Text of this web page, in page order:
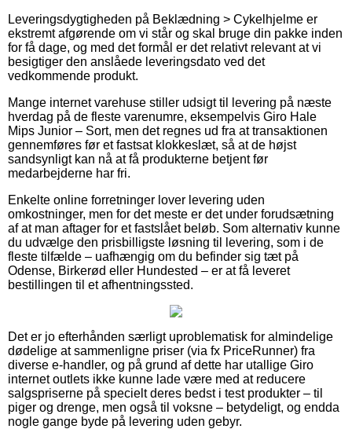
Leveringsdygtigheden på Beklædning > Cykelhjelme er
ekstremt afgørende om vi står og skal bruge din pakke inden
for få dage, og med det formål er det relativt relevant at vi
besigtiger den anslåede leveringsdato ved det
vedkommende produkt.
Mange internet varehuse stiller udsigt til levering på næste
hverdag på de fleste varenumre, eksempelvis Giro Hale
Mips Junior – Sort, men det regnes ud fra at transaktionen
gennemføres før et fastsat klokkeslæt, så at de højst
sandsynligt kan nå at få produkterne betjent før
medarbejderne har fri.
Enkelte online forretninger lover levering uden
omkostninger, men for det meste er det under forudsætning
af at man aftager for et fastslået beløb. Som alternativ kunne
du udvælge den prisbilligste løsning til levering, som i de
fleste tilfælde – uafhængig om du befinder sig tæt på
Odense, Birkerød eller Hundested – er at få leveret
bestillingen til et afhentningssted.
Det er jo efterhånden særligt uproblematisk for almindelige
dødelige at sammenligne priser (via fx PriceRunner) fra
diverse e-handler, og på grund af dette har utallige Giro
internet outlets ikke kunne lade være med at reducere
salgspriserne på specielt deres bedst i test produkter – til
piger og drenge, men også til voksne – betydeligt, og endda
nogle gange byde på levering uden gebyr.